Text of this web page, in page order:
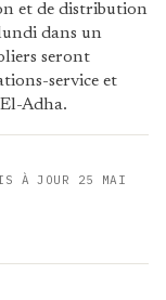
et de distribution
dans un
seront
service et
Adha.
À JOUR 25 MAI